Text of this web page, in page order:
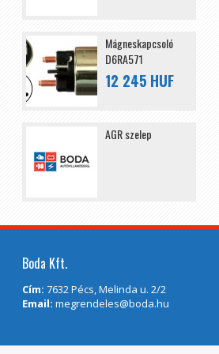
Mágneskapcsoló
D6RA571
12 245 HUF
AGR szelep
Boda Kft.
Cím: 7632 Pécs, Melinda u. 2/2
Email: megrendeles@boda.hu